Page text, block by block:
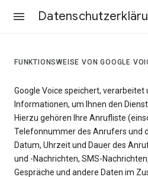
FUNKTIONSWEISE VON GOOGLE
Google Voice speichert,
Informationen, um Ihnen den
Hierzu gehören Ihre Anrufliste
Telefonnummer des Anrufers und
Datum, Uhrzeit und Dauer des
und -Nachrichten, SMS-
Gespräche und andere Daten im